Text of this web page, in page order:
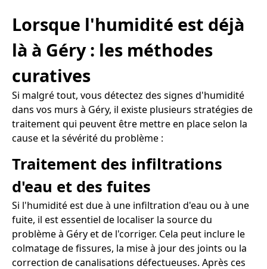
Lorsque l'humidité est déjà
là à Géry : les méthodes
curatives
Si malgré tout, vous détectez des signes d'humidité
dans vos murs à Géry, il existe plusieurs stratégies de
traitement qui peuvent être mettre en place selon la
cause et la sévérité du problème :
Traitement des infiltrations
d'eau et des fuites
Si l'humidité est due à une infiltration d'eau ou à une
fuite, il est essentiel de localiser la source du
problème à Géry et de l'corriger. Cela peut inclure le
colmatage de fissures, la mise à jour des joints ou la
correction de canalisations défectueuses. Après ces